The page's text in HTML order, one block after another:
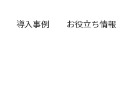
導入事例 お役立ち情報